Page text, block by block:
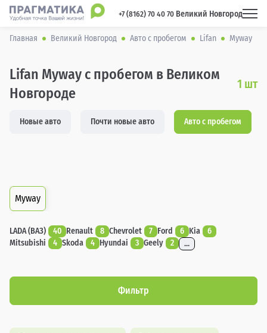
+7 (8162) 70 40 70 Великий Новгород
Главная Великий Новгород Авто с пробегом Lifan Myway
Lifan Myway с пробегом в Великом
Новгороде
1 шт
Новые авто Почти новые авто Авто с пробегом
Myway
LADA (ВАЗ) 40 Renault 8 Chevrolet 7 Ford 6 Kia
6
Mitsubishi
4 Skoda 4 Hyundai 3 Geely 2 ...
Фильтр